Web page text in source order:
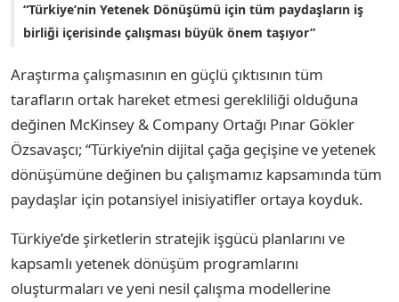
“Türkiye’nin Yetenek Dönüşümü için tüm paydaşların iş
birliği içerisinde çalışması büyük önem taşıyor”
Araştırma çalışmasının en güçlü çıktısının tüm
tarafların ortak hareket etmesi gerekliliği olduğuna
değinen McKinsey & Company Ortağı Pınar Gökler
Özsavaşcı; “Türkiye’nin dijital çağa geçişine ve yetenek
dönüşümüne değinen bu çalışmamız kapsamında tüm
paydaşlar için potansiyel inisiyatifler ortaya koyduk.
Türkiye’de şirketlerin stratejik işgücü planlarını ve
kapsamlı yetenek dönüşüm programlarını
oluşturmaları ve yeni nesil çalışma modellerine